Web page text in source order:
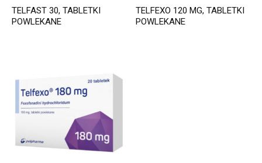
TELFAST 30, TABLETKI
POWLEKANE
TELFEXO 120 MG, TABLETKI
POWLEKANE